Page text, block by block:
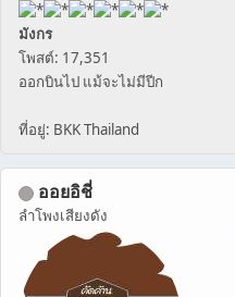
มังกร
โพสต์: 17,351
ออกบินไป แม้จะไม่มีปีก
ที่อยู่: BKK Thailand
ออยอิชี่
ลำโพงเสียงดัง